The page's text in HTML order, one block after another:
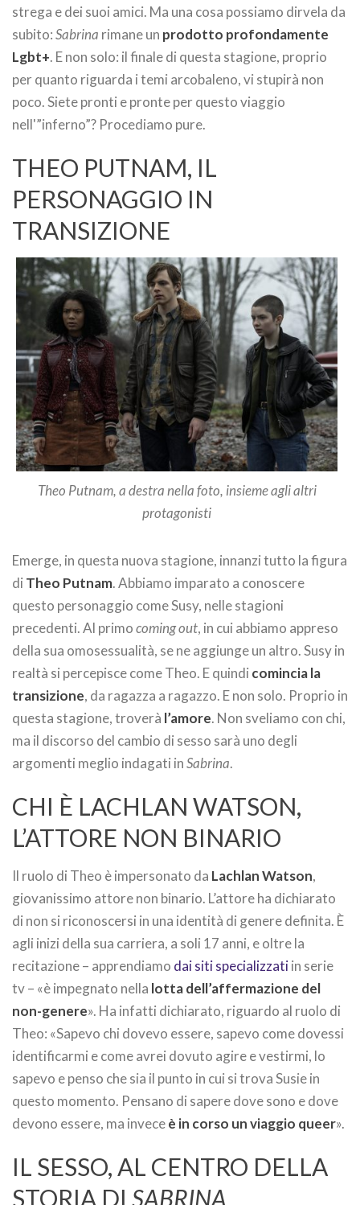
strega e dei suoi amici. Ma una cosa possiamo dirvela da
subito:Sabrina rimane un prodotto profondamente
Lgbt+. E non solo: il finale di questa stagione, proprio
per quanto riguarda i temi arcobaleno, vi stupirà non
poco. Siete pronti e pronte per questo viaggio
nell'”inferno”? Procediamo pure.
THEO PUTNAM, IL
PERSONAGGIO IN
TRANSIZIONE
Theo Putnam, a destra nella foto, insieme agli altri
protagonisti
Emerge, in questa nuova stagione, innanzi tutto la figura
di Theo Putnam. Abbiamo imparato a conoscere
questo personaggio come Susy, nelle stagioni
precedenti. Al primocoming out, in cui abbiamo appreso
della sua omosessualità, se ne aggiunge un altro. Susy in
realtà si percepisce come Theo. E quindi comincia la
transizione, da ragazza a ragazzo. E non solo. Proprio in
questa stagione, troverà l’amore. Non sveliamo con chi,
ma il discorso del cambio di sesso sarà uno degli
argomenti meglio indagati inSabrina.
CHI È LACHLAN WATSON,
L’ATTORE NON BINARIO
Il ruolo di Theo è impersonato da Lachlan Watson,
giovanissimo attore non binario. L’attore ha dichiarato
di non si riconoscersi in una identità di genere definita. È
agli inizi della sua carriera, a soli 17 anni, e oltre la
recitazione – apprendiamo dai siti specializzatiin serie
tv – «è impegnato nella lotta dell’affermazione del
non-genere». Ha infatti dichiarato, riguardo al ruolo di
Theo: «Sapevo chi dovevo essere, sapevo come dovessi
identificarmi e come avrei dovuto agire e vestirmi, lo
sapevo e penso che sia il punto in cui si trova Susie in
questo momento. Pensano di sapere dove sono e dove
devono essere, ma inveceè in corso un viaggio queer».
IL SESSO, AL CENTRO DELLA
STORIA DI SABRINA